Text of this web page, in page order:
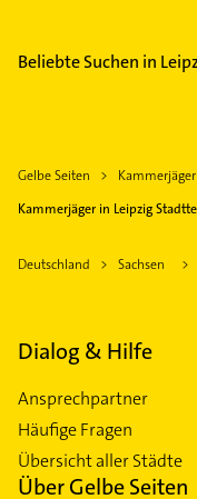
Beliebte Suchen in
Gelbe Seiten Kammerjäger
Kammerjäger in Leipzig
Deutschland Sachsen
Dialog & Hilfe
Ansprechpartner
Häufige Fragen
Übersicht aller Städte
Über Gelbe Seiten